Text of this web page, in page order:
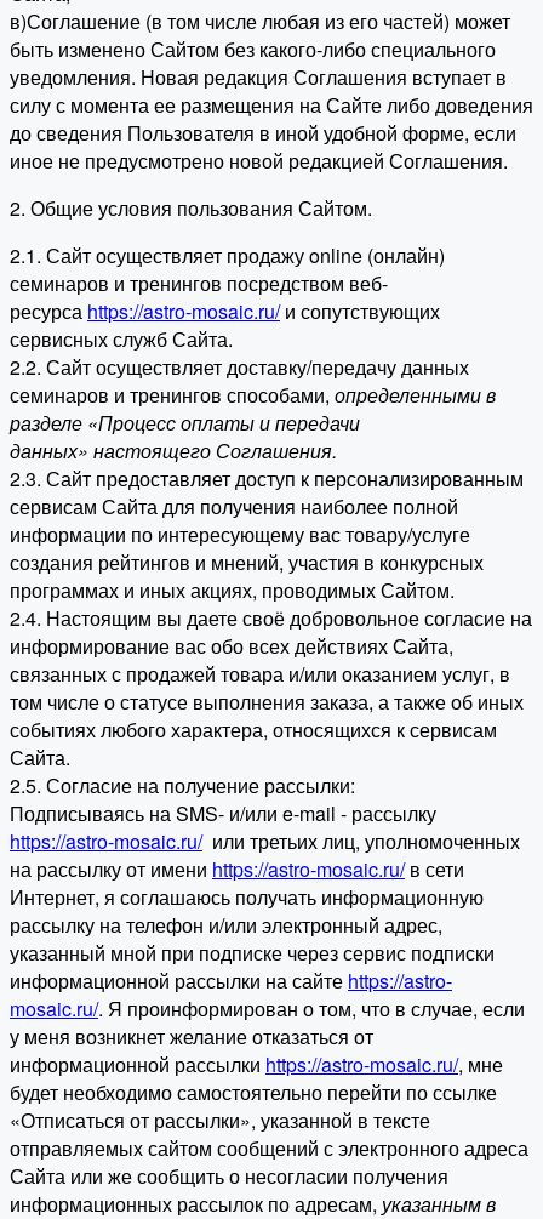
в)Соглашение (в том числе любая из его частей) может
быть изменено Сайтом без какого-либо специального
уведомления. Новая редакция Соглашения вступает в
силу с момента ее размещения на Сайте либо доведения
до сведения Пользователя в иной удобной форме, если
иное не предусмотрено новой редакцией Соглашения.
2. Общие условия пользования Сайтом.
2.1. Сайт осуществляет продажу online (онлайн)
семинаров и тренингов посредством веб-
ресурса https://astro-mosaic.ru/и сопутствующих
сервисных служб Сайта.
2.2. Сайт осуществляет доставку/передачу данных
семинаров и тренингов способами, определенными в
разделе «Процесс оплаты и передачи
данных» настоящего Соглашения.
2.3. Сайт предоставляет доступ к персонализированным
сервисам Сайта для получения наиболее полной
информации по интересующему вас товару/услуге
создания рейтингов и мнений, участия в конкурсных
программах и иных акциях, проводимых Сайтом.
2.4. Настоящим вы даете своё добровольное согласие на
информирование вас обо всех действиях Сайта,
связанных с продажей товара и/или оказанием услуг, в
том числе о статусе выполнения заказа, а также об иных
событиях любого характера, относящихся к сервисам
Сайта.
2.5. Согласие на получение рассылки:
Подписываясь на SMS- и/или e-mail - рассылку
https://astro-mosaic.ru/или третьих лиц, уполномоченных
на рассылку от имени https://astro-mosaic.ru/в сети
Интернет, я соглашаюсь получать информационную
рассылку на телефон и/или электронный адрес,
указанный мной при подписке через сервис подписки
информационной рассылки на сайте https://astro-
mosaic.ru/. Я проинформирован о том, что в случае, если
у меня возникнет желание отказаться от
информационной рассылки https://astro-mosaic.ru/, мне
будет необходимо самостоятельно перейти по ссылке
«Отписаться от рассылки», указанной в тексте
отправляемых сайтом сообщений с электронного адреса
Сайта или же сообщить о несогласии получения
информационных рассылок по адресам, указанным в